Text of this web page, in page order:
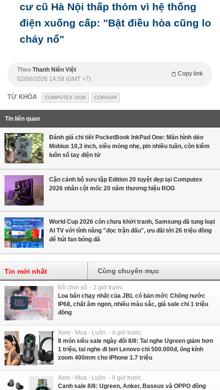
cư cũ Hà Nội thấp thỏm vì hệ thống
điện xuống cấp: "Bật điều hòa cũng lo
cháy nổ"
Theo Thanh Niên Việt
Copy link
02/06/2026 14:58 (GMT +7)
TỪ KHÓA COMPUTEX 2026 CORSAIR
Tin liên quan
Đánh giá chi tiết PocketBook InkPad One: Màn hình dẻo
Mobius 10,3 inch, siêu mỏng nhẹ, pin nhiều tuần, còn kiêm
luôn sổ tay điện tử
Cận cảnh bộ sưu tập Edition 20 tuyệt đẹp tại Computex
2026 nhân cột mốc 20 năm thương hiệu ROG
World Cup 2026 còn chưa khởi tranh, Samsung đã tung loạt
AI TV với tính năng "đọc trận đấu", ưu đãi tới 26 triệu đồng
để hút fan bóng đá
Tin mới nhất Cùng chuyên mục
Đồ chơi số - 2 giờ trước
Loa bán chạy nhất của JBL có bản mới: Chống nước
IP68, chất âm ngon, nhiều màu sắc, giá sale chỉ 1 triệu
đồng
Xem - Mua - Luôn - 4 giờ trước
8 món siêu sale ngày đôi 8/8: Tai nghe Ugreen giảm hơn
1 triệu, tai nghe đi bơi Lenovo chỉ 500.000đ, ống kính
zoom 400mm cho iPhone 1.7 triệu
Xem - Mua - Luôn - 9 giờ trước
Canh sale 8/8: Ugreen, Anker, Baseus và OPPO đồng